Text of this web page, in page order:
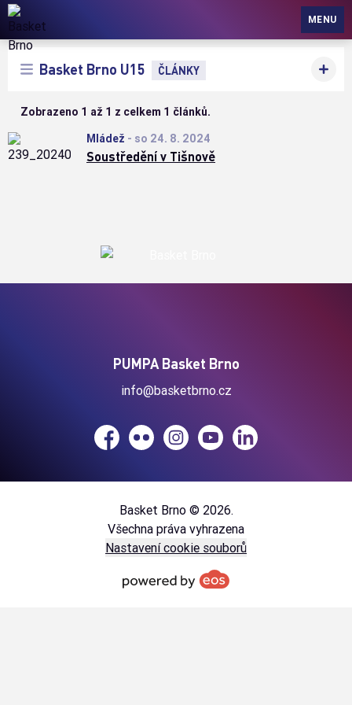
Basket Brno
MENU
Basket Brno U15 ČLÁNKY
Zobrazeno 1 až 1 z celkem 1 článků.
Mládež - so 24. 8. 2024
Soustředění v Tišnově
PUMPA Basket Brno
info@basketbrno.cz
Facebook
Flickr InstagramYouTubeLinkedIn
Basket Brno © 2026.
Všechna práva vyhrazena
Nastavení cookie souborů